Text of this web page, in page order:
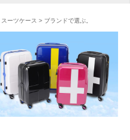
スーツケース > ブランドで選ぶ。